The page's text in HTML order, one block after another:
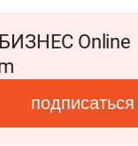
Online
подписаться